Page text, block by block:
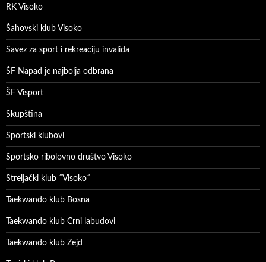
RK Visoko
Šahovski klub Visoko
Savez za sport i rekreaciju invalida
ŠF Napad je najbolja odbrana
ŠF Visport
Skupština
Sportski klubovi
Sportsko ribolovno društvo Visoko
Streljački klub ˝Visoko˝
Taekwando klub Bosna
Taekwando klub Crni labudovi
Taekwando klub Zejd